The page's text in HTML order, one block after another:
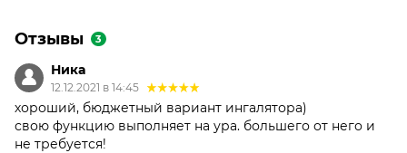
Отзывы 3
Ника
12.12.2021 в 14:45
хороший, бюджетный вариант ингалятора)
свою функцию выполняет на ура. большего от него и
не требуется!